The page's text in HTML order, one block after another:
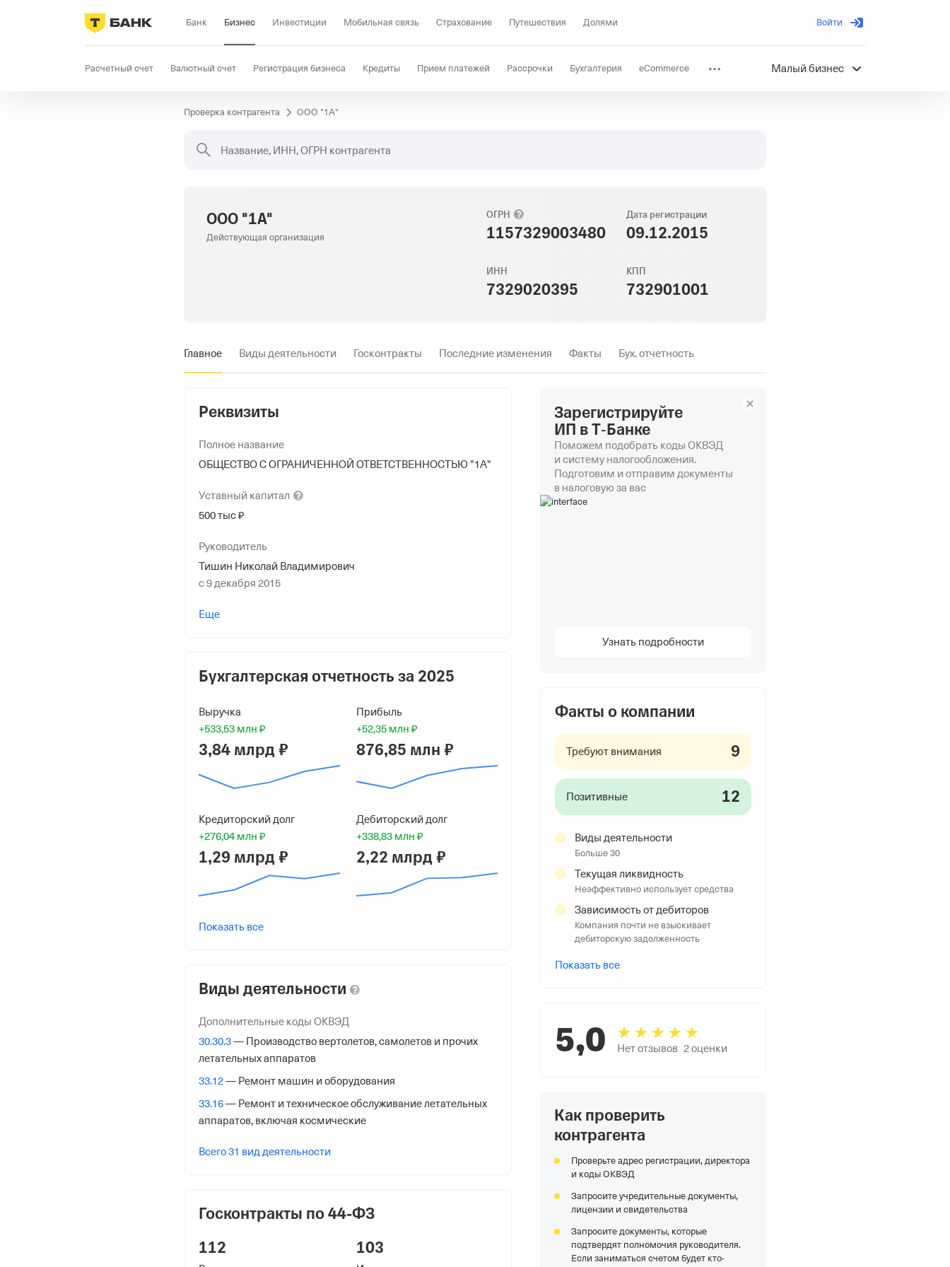
Банк Бизнес Инвестиции Мобильная связь Страхование Путешествия Долями Войти
Расчетный счет Валютный счет Регистрация бизнеса Кредиты Прием платежей Рассрочки Бухгалтерия eCommerce
Продажи Селлер Госзакупки Депозиты
Малый бизнес
Проверка контрагента ООО "1А"
Название, ИНН, ОГРН контрагента
ООО "1А"
Действующая организация
ОГРН
1157329003480
Дата регистрации
09.12.2015
ИНН
7329020395
КПП
732901001
Главное Виды деятельности Госконтракты Последние изменения Факты Бух. отчетность
Реквизиты
Полное название
ОБЩЕСТВО С ОГРАНИЧЕННОЙ ОТВЕТСТВЕННОСТЬЮ "1А"
Уставный капитал
500 тыс ₽
Руководитель
Тишин Николай Владимирович
с 9 декабря 2015
Демидова Инна Александровна
Тишин Николай Владимирович
470 000 ₽ (94%)
Форма
Средний бизнес
9 декабря 2015
Краткое название
ООО "1А"
Юридический адрес
433405, Ульяновская обл. М. район Чердаклинский, село П.
ОГРН
от 9 декабря 2015
КПП
732901001
Регистрация ФНС
Дата регистрации
Управление Федеральной Налоговой Службы по
Еще
Бухгалтерская отчетность за 2025
Выручка
+533,53 млн ₽
3,84 млрд ₽
Прибыль
+52,35 млн ₽
876,85 млн ₽
Кредиторский долг
+276,04 млн ₽
1,29 млрд ₽
Дебиторский долг
+338,83 млн ₽
2,22 млрд ₽
Показать все
Виды деятельности
Дополнительные коды ОКВЭД
30.30.3— Производство вертолетов, самолетов и прочих
летательных аппаратов
33.12— Ремонт машин и оборудования
33.16— Ремонт и техническое обслуживание летательных
аппаратов, включая космические
Всего 31 вид деятельности
Госконтракты по 44-ФЗ
112
103
Зарегистрируйте
ИП в Т‑Банке
Поможем подобрать коды ОКВЭД
и систему налогообложения.
Подготовим и отправим документы
в налоговую за вас
Узнать подробности
Факты о компании
Требуют внимания 9
Позитивные 12
Виды деятельности
Больше 30
Текущая ликвидность
Неэффективно использует средства
Зависимость от дебиторов
Компания почти не взыскивает
дебиторскую задолженность
Показать все
5,0 Нет отзывов 2оценки
Как проверить
контрагента
Проверьте адрес регистрации, директора
и коды ОКВЭД
Запросите учредительные документы,
лицензии и свидетельства
Запросите документы, которые
подтвердят полномочия руководителя.
Если заниматься счетом будет кто-